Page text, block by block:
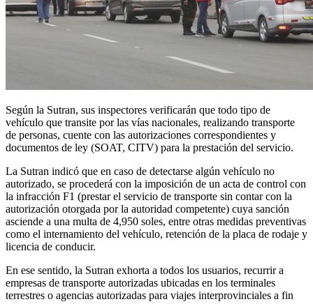
Según la Sutran, sus inspectores verificarán que todo tipo de
vehículo que transite por las vías nacionales, realizando transporte
de personas, cuente con las autorizaciones correspondientes y
documentos de ley (SOAT, CITV) para la prestación del servicio.
La Sutran indicó que en caso de detectarse algún vehículo no
autorizado, se procederá con la imposición de un acta de control con
la infracción F1 (prestar el servicio de transporte sin contar con la
autorización otorgada por la autoridad competente) cuya sanción
asciende a una multa de 4,950 soles, entre otras medidas preventivas
como el internamiento del vehículo, retención de la placa de rodaje y
licencia de conducir.
En ese sentido, la Sutran exhorta a todos los usuarios, recurrir a
empresas de transporte autorizadas ubicadas en los terminales
terrestres o agencias autorizadas para viajes interprovinciales a fin